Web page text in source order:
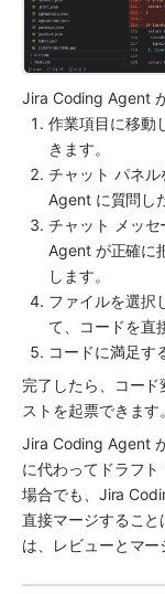
Jira Coding Agent
作業項目に移動
きます。
チャット パネ
Agent に質問し
チャット メッ
Agent が正確に
します。
ファイルを選択
て、コードを直
コードに満足す
完了したら、コー
ストを起票できます
Jira Coding Agent
に代わってドラフ
場合でも、Jira
直接マージすること
は、レビューとマー